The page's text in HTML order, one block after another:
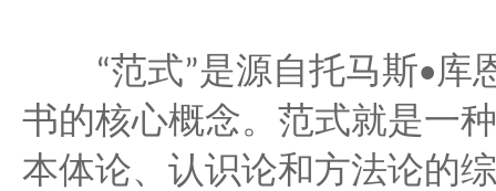
“范式”是源自托马斯•库
书的核心概念。范式就是一
本体论、认识论和方法论的